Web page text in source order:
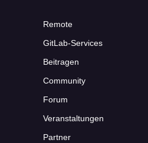
Remote
GitLab-Services
Beitragen
Community
Forum
Veranstaltungen
Partner